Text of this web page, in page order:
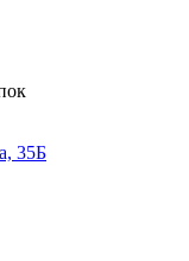
35Б